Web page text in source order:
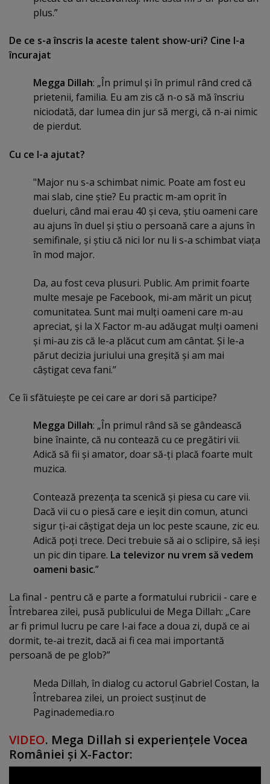
plus.”
De ce s-a înscris la aceste talent show-uri? Cine l-a
încurajat
Megga Dillah: „În primul şi în primul rând cred că
prietenii, familia. Eu am zis că n-o să mă înscriu
niciodată, dar lumea din jur să mergi, că n-ai nimic
de pierdut.
Cu ce l-a ajutat?
"Major nu s-a schimbat nimic. Poate am fost eu
mai slab, cine ştie? Eu practic m-am oprit în
dueluri, când mai erau 40 şi ceva, ştiu oameni care
au ajuns în duel şi ştiu o persoană care a ajuns în
semifinale, şi ştiu că nici lor nu li s-a schimbat viaţa
în mod major.
Da, au fost ceva plusuri. Public. Am primit foarte
multe mesaje pe Facebook, mi-am mărit un picuţ
comunitatea. Sunt mai mulţi oameni care m-au
apreciat, şi la X Factor m-au adăugat mulţi oameni
şi mi-au zis că le-a plăcut cum am cântat. Şi le-a
părut decizia juriului una greşită şi am mai
câştigat ceva fani.”
Ce îi sfătuieşte pe cei care ar dori să participe?
Megga Dillah: „În primul rând să se gândească
bine înainte, că nu contează cu ce pregătiri vii.
Adică să fii şi amator, doar să-ţi placă foarte mult
muzica.
Contează prezenţa ta scenică şi piesa cu care vii.
Dacă vii cu o piesă care e ieşit din comun, atunci
sigur ţi-ai câştigat deja un loc peste scaune, zic eu.
Adică poţi trece. Deci trebuie să ai o sclipire, să ieşi
un pic din tipare. La televizor nu vrem să vedem
oameni basic.”
La final - pentru că e parte a formatului rubricii - care e
Întrebarea zilei, pusă publicului de Mega Dillah: „Care
ar fi primul lucru pe care l-ai face a doua zi, după ce ai
dormit, te-ai trezit, dacă ai fi cea mai importantă
persoană de pe glob?”
Meda Dillah, în dialog cu actorul Gabriel Costan, la
Întrebarea zilei, un proiect susţinut de
Paginademedia.ro
VIDEO. Mega Dillah si experienţele Vocea
României şi X-Factor: